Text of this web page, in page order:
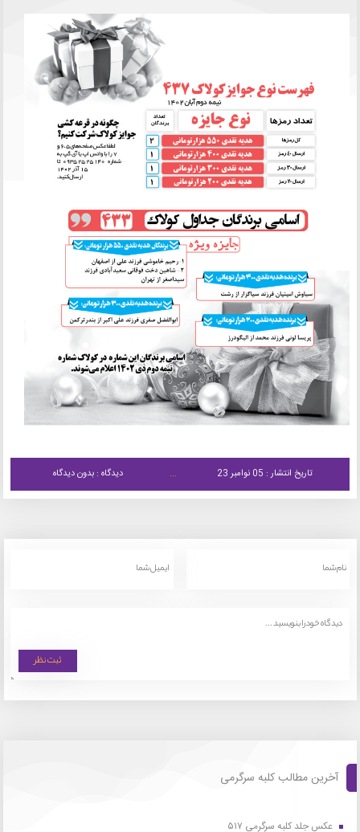
تاریخ انتشار : 05 نوامبر 23 دیدگاه : بدون دیدگاه
آخرین مطالب کلبه سرگرمی
عکس جلد کلبه سرگرمی ۵۱۷